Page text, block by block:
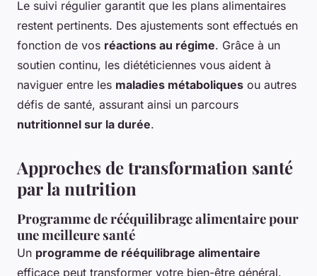
Le suivi régulier garantit que les plans alimentaires
restent pertinents. Des ajustements sont effectués en
fonction de vos réactions au régime. Grâce à un
soutien continu, les diététiciennes vous aident à
naviguer entre les maladies métaboliques ou autres
défis de santé, assurant ainsi un parcours
nutritionnel sur la durée.
Approches de transformation santé
par la nutrition
Programme de rééquilibrage alimentaire pour
une meilleure santé
Un programme de rééquilibrage alimentaire
efficace peut transformer votre bien-être général.